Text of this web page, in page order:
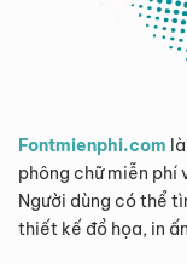
Fontmienphi.com
phông chữ miễn phí
Người dùng có thể
thiết kế đồ họa, in